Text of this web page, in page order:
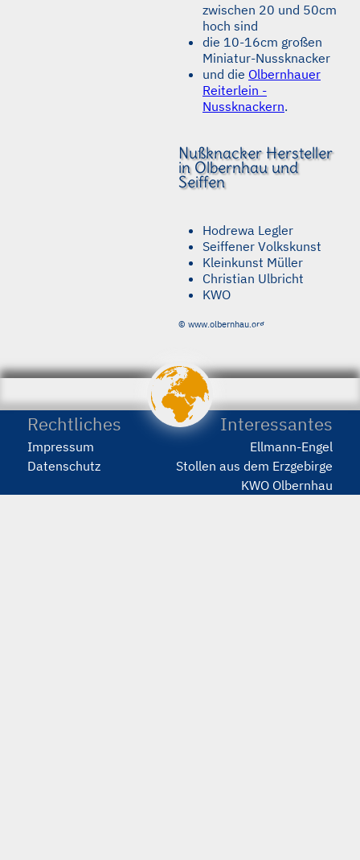
zwischen 20 und 50cm
hoch sind
die 10-16cm großen
Miniatur-Nussknacker
und die Olbernhauer
Reiterlein -
Nussknackern.
Nußknacker Hersteller
in Olbernhau und
Seiffen
Hodrewa Legler
Seiffener Volkskunst
Kleinkunst Müller
Christian Ulbricht
KWO
© www.olbernhau.org
porstmann.com
wir
machen
Webseiten
Rechtliches
Impressum
Datenschutz
Interessantes
Ellmann-Engel
Stollen aus dem Erzgebirge
KWO Olbernhau